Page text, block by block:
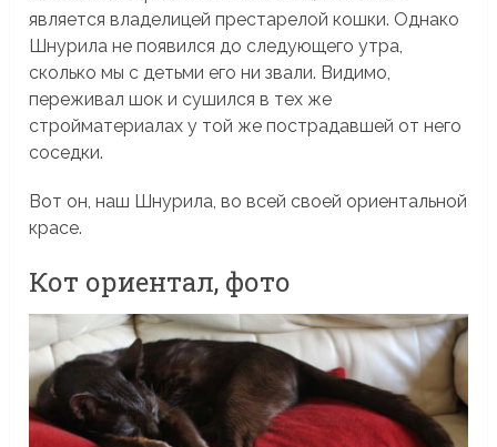
является владелицей престарелой кошки. Однако
Шнурила не появился до следующего утра,
сколько мы с детьми его ни звали. Видимо,
переживал шок и сушился в тех же
стройматериалах у той же пострадавшей от него
соседки.
Вот он, наш Шнурила, во всей своей ориентальной
красе.
Кот ориентал, фото